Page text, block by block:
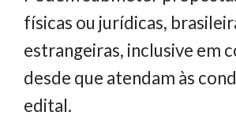
físicas ou jurídicas,
estrangeiras, inclusive em
desde que atendam às
edital.